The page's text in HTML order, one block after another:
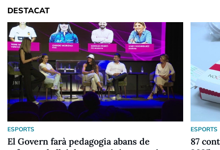
DESTACAT
ESPORTS
El Govern farà pedagogia abans de
ESPORTS
87